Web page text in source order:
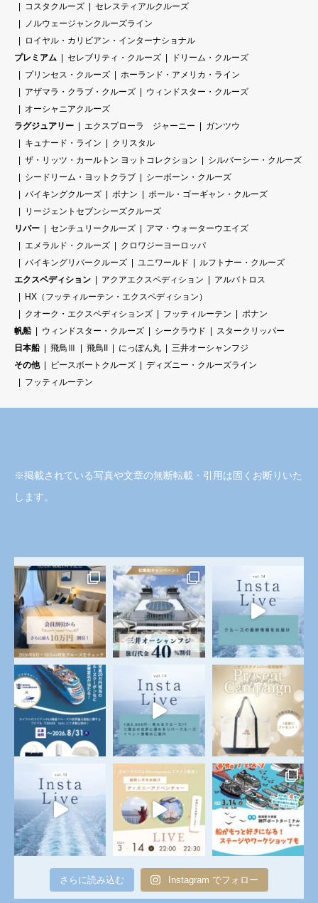
コスタクルーズ
セレスティアルクルーズ
ノルウェージャンクルーズライン
ロイヤル・カリビアン・インターナショナル
プレミアム
セレブリティ・クルーズ
ドリーム・クルーズ
プリンセス・クルーズ
ホーランド・アメリカ・ライン
アザマラ・クラブ・クルーズ
ウィンドスター・クルーズ
オーシャニアクルーズ
ラグジュアリー
エクスプローラ ジャーニー
ガンツウ
キュナード・ライン
クリスタル
ザ・リッツ・カールトン ヨットコレクション
シルバーシー・クルーズ
シードリーム・ヨットクラブ
シーボーン・クルーズ
バイキングクルーズ
ポナン
ポール・ゴーギャン・クルーズ
リージェントセブンシーズクルーズ
リバー
センチュリークルーズ
アマ・ウォーターウエイズ
エメラルド・クルーズ
クロワジーヨーロッパ
バイキングリバークルーズ
ユニワールド
ルフトナー・クルーズ
エクスペディション
アクアエクスペディション
アルバトロス
HX（フッティルーテン・エクスペディション）
クオーク・エクスペディションズ
フッティルーテン
ポナン
帆船
ウィンドスター・クルーズ シークラウド
スタークリッパー
日本船
飛鳥Ⅲ 飛鳥II にっぽん丸
三井オーシャンフジ
その他
ピースボートクルーズ
ディズニー・クルーズライン
フッティルーテン
※掲載されている写真や文章の無断転載・引用は固くお断りいた
します。
さらに読み込む Instagram でフォロー